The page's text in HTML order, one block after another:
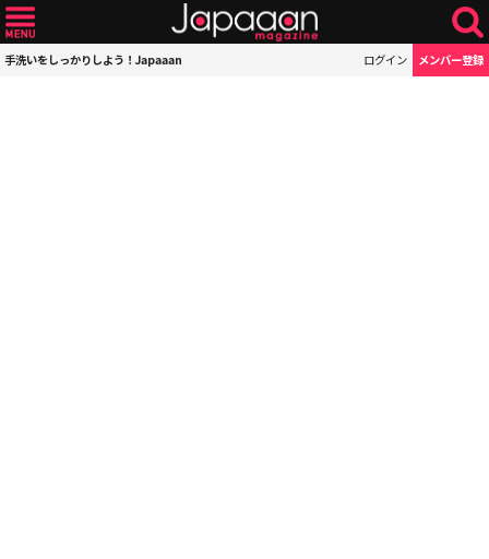
手洗いをしっかりしよう！Japaaan ログイン メンバー登録